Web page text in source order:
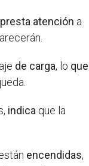
presta atención a
de carga, lo que
indica que la
encendidas,